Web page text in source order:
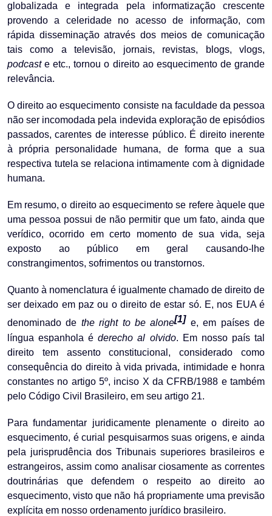
globalizada e integrada pela informatização crescente
provendo a celeridade no acesso de informação, com
rápida disseminação através dos meios de comunicação
tais como a televisão, jornais, revistas, blogs, vlogs,
podcaste etc., tornou o direito ao esquecimento de grande
relevância.
O direito ao esquecimento consiste na faculdade da pessoa
não ser incomodada pela indevida exploração de episódios
passados, carentes de interesse público. É direito inerente
à própria personalidade humana, de forma que a sua
respectiva tutela se relaciona intimamente com à dignidade
humana.
Em resumo, o direito ao esquecimento se refere àquele que
uma pessoa possui de não permitir que um fato, ainda que
verídico, ocorrido em certo momento de sua vida, seja
exposto ao público em geral causando-lhe
constrangimentos, sofrimentos ou transtornos.
Quanto à nomenclatura é igualmente chamado de direito de
ser deixado em paz ou o direito de estar só. E, nos EUA é
denominado de the right to be alone[1] e, em países de
língua espanhola éderecho al olvido. Em nosso país tal
direito tem assento constitucional, considerado como
consequência do direito à vida privada, intimidade e honra
constantes no artigo 5º, inciso X da CFRB/1988 e também
pelo Código Civil Brasileiro, em seu artigo 21.
Para fundamentar juridicamente plenamente o direito ao
esquecimento, é curial pesquisarmos suas origens, e ainda
pela jurisprudência dos Tribunais superiores brasileiros e
estrangeiros, assim como analisar ciosamente as correntes
doutrinárias que defendem o respeito ao direito ao
esquecimento, visto que não há propriamente uma previsão
explícita em nosso ordenamento jurídico brasileiro.